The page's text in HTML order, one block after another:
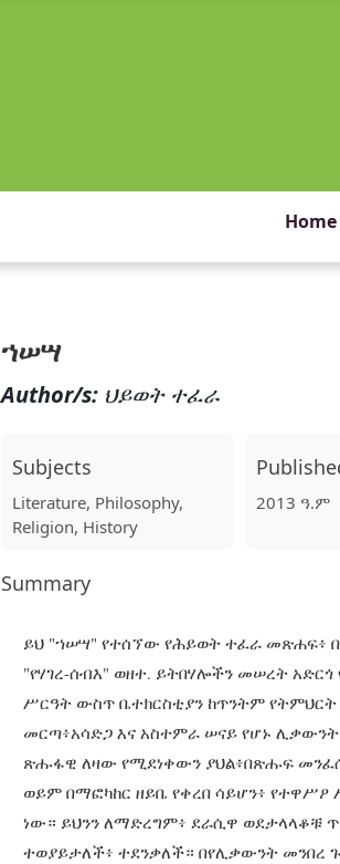
Home
ኀሠሣ
Author/s: ህይወት ተፈራ
Subjects
Literature, Philosophy,
Religion, History
2013 ዓ.ም
Summary
ይህ "ኀሠሣ" የተሰኘው የሕይወት ተፈራ መጽሐፍ፥
"የሃገረ-ሰብእ" ወዘተ. ይትበሃሎችን መሠረት
ሥርዓት ውስጥ ቤተክርስቲያን ከጥንትም
መርጣ፥አሳድጋ እና አስተምራ ሠናይ የሆኑ
ጽሑፋዊ ለዛው የሚደነቀውን ያህል፥በጽሑፍ
ወይም በማፎካከር ዘይቤ የቀረበ ሳይሆን፥
ነው። ይህንን ለማድረግም፥ ደራሲዋ ወደታላላቆቹ
ተወያይታለች፥ ተደንቃለች። በየሊቃውንት መንበረ